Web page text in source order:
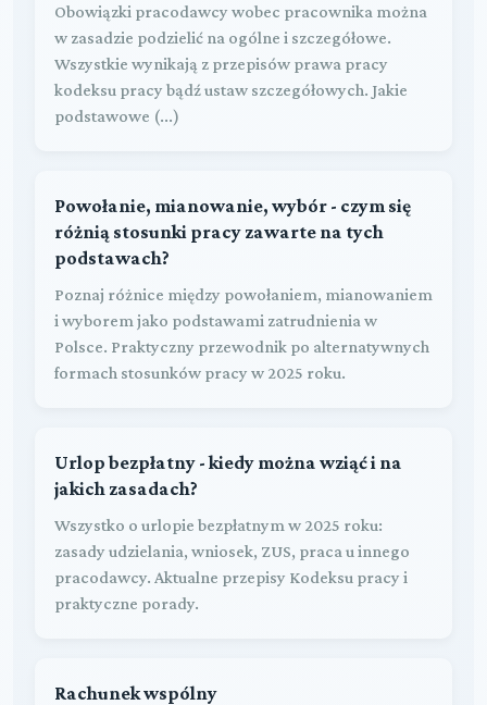
Obowiązki pracodawcy wobec pracownika można
w zasadzie podzielić na ogólne i szczegółowe.
Wszystkie wynikają z przepisów prawa pracy
kodeksu pracy bądź ustaw szczegółowych. Jakie
podstawowe (...)
Powołanie, mianowanie, wybór - czym się
różnią stosunki pracy zawarte na tych
podstawach?
Poznaj różnice między powołaniem, mianowaniem
i wyborem jako podstawami zatrudnienia w
Polsce. Praktyczny przewodnik po alternatywnych
formach stosunków pracy w 2025 roku.
Urlop bezpłatny - kiedy można wziąć i na
jakich zasadach?
Wszystko o urlopie bezpłatnym w 2025 roku:
zasady udzielania, wniosek, ZUS, praca u innego
pracodawcy. Aktualne przepisy Kodeksu pracy i
praktyczne porady.
Rachunek wspólny